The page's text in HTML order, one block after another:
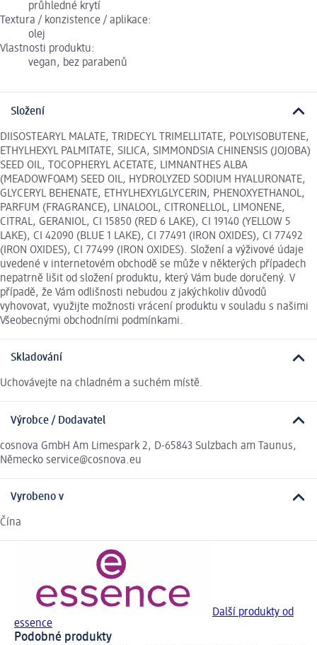
průhledné krytí
Textura / konzistence / aplikace:
olej
Vlastnosti produktu:
vegan, bez parabenů
Složení
DIISOSTEARYL MALATE, TRIDECYL TRIMELLITATE, POLYISOBUTENE,
ETHYLHEXYL PALMITATE, SILICA, SIMMONDSIA CHINENSIS (JOJOBA)
SEED OIL, TOCOPHERYL ACETATE, LIMNANTHES ALBA
(MEADOWFOAM) SEED OIL, HYDROLYZED SODIUM HYALURONATE,
GLYCERYL BEHENATE, ETHYLHEXYLGLYCERIN, PHENOXYETHANOL,
PARFUM (FRAGRANCE), LINALOOL, CITRONELLOL, LIMONENE,
CITRAL, GERANIOL, CI 15850 (RED 6 LAKE), CI 19140 (YELLOW 5
LAKE), CI 42090 (BLUE 1 LAKE), CI 77491 (IRON OXIDES), CI 77492
(IRON OXIDES), CI 77499 (IRON OXIDES). Složení a výživové údaje
uvedené v internetovém obchodě se může v některých případech
nepatrně lišit od složení produktu, který Vám bude doručený. V
případě, že Vám odlišnosti nebudou z jakýchkoliv důvodů
vyhovovat, využijte možnosti vrácení produktu v souladu s našimi
Všeobecnými obchodními podmínkami.
Skladování
Uchovávejte na chladném a suchém místě.
Výrobce / Dodavatel
cosnova GmbH Am Limespark 2, D-65843 Sulzbach am Taunus,
Německo service@cosnova.eu
Vyrobeno v
Čína
Další produkty od
essence
Podobné produkty